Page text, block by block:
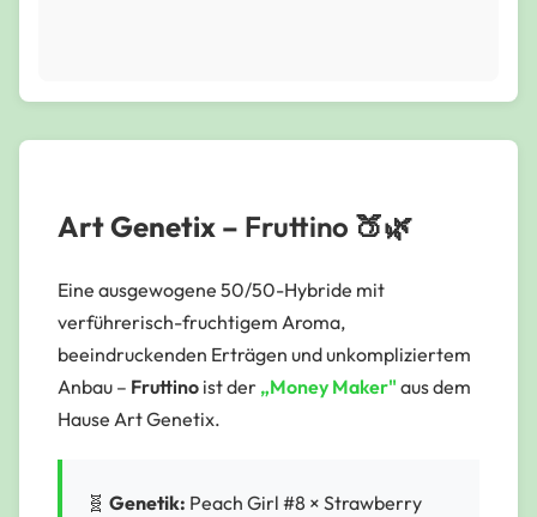
Art Genetix – Fruttino 🍑🌿
Eine ausgewogene 50/50-Hybride mit
verführerisch-fruchtigem Aroma,
beeindruckenden Erträgen und unkompliziertem
Anbau – Fruttino ist der „Money Maker" aus dem
Hause Art Genetix.
🧬 Genetik: Peach Girl #8 × Strawberry